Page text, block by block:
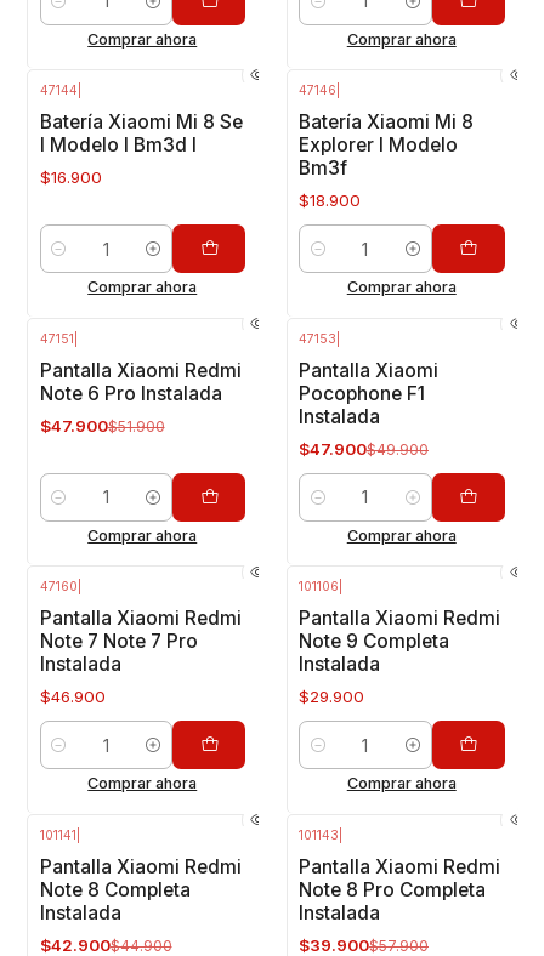
Cantidad
Comprar ahora
Cantidad
Comprar ahora
47144
Batería Xiaomi Mi 8 Se
I Modelo I Bm3d I
$16.900
Cantidad
Comprar ahora
47146
Batería Xiaomi Mi 8
Explorer I Modelo
Bm3f
$18.900
Cantidad
Comprar ahora
47151
Pantalla Xiaomi Redmi
Note 6 Pro Instalada
$47.900$51.900
Cantidad
Comprar ahora
47153
Pantalla Xiaomi
Pocophone F1
Instalada
$47.900$49.900
Cantidad
Comprar ahora
47160
Pantalla Xiaomi Redmi
Note 7 Note 7 Pro
Instalada
$46.900
Cantidad
Comprar ahora
101106
Pantalla Xiaomi Redmi
Note 9 Completa
Instalada
$29.900
Cantidad
Comprar ahora
101141
Pantalla Xiaomi Redmi
Note 8 Completa
Instalada
$42.900$44.900
101143
Pantalla Xiaomi Redmi
Note 8 Pro Completa
Instalada
$39.900$57.900